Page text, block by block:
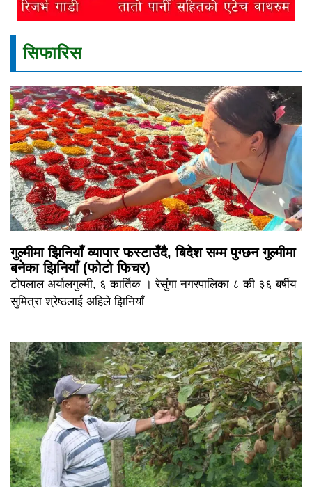
सिफारिस
गुल्मीमा झिनियाँ व्यापार फस्टाउँदै, बिदेश सम्म पुग्छन गुल्मीमा
बनेका झिनियाँ (फोटो फिचर)
टोपलाल अर्यालगुल्मी, ६ कार्तिक । रेसुंगा नगरपालिका ८ की ३६ बर्षीय
सुमित्रा श्रेष्ठलाई अहिले झिनियाँ